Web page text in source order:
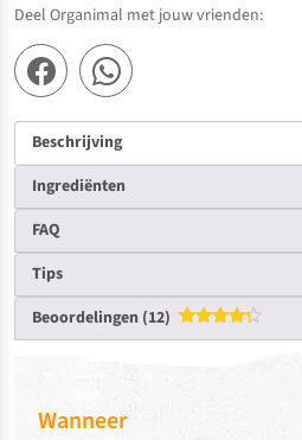
Deel Organimal met jouw vrienden:
Beschrijving
Ingrediënten
FAQ
Tips
Beoordelingen (12)
Gewaardeerd
Wanneer